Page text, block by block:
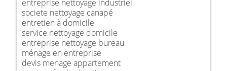
entreprise nettoyage industriel
societe nettoyage canapé
entretien à domicile
service nettoyage domicile
entreprise nettoyage bureau
ménage en entreprise
devis menage appartement